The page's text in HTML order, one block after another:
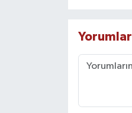
Yorumlar